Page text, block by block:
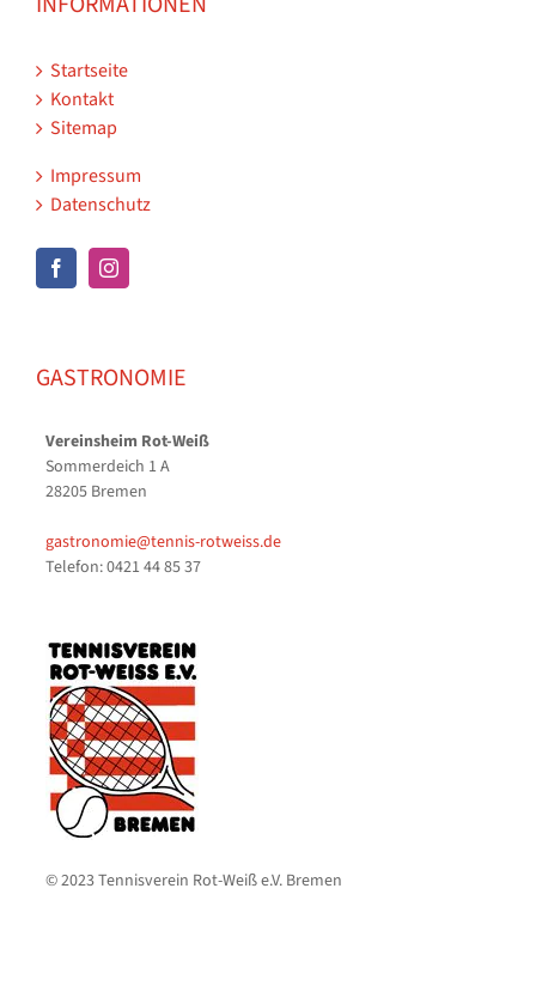
Startseite
Kontakt
Sitemap
Impressum
Datenschutz
GASTRONOMIE
Vereinsheim Rot-Weiß
Sommerdeich 1 A
28205 Bremen
gastronomie@tennis-rotweiss.de
Telefon: 0421 44 85 37
© 2023 Tennisverein Rot-Weiß e.V. Bremen